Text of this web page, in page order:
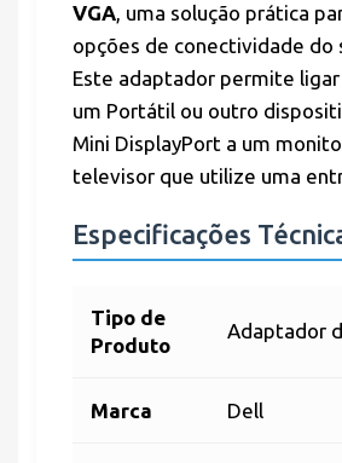
VGA, uma solução prática
opções de conectividade do
Este adaptador permite
um Portátil ou outro
Mini DisplayPort a um
televisor que utilize uma
Especificações
Tipo de
Produto
Adaptador
Marca Dell